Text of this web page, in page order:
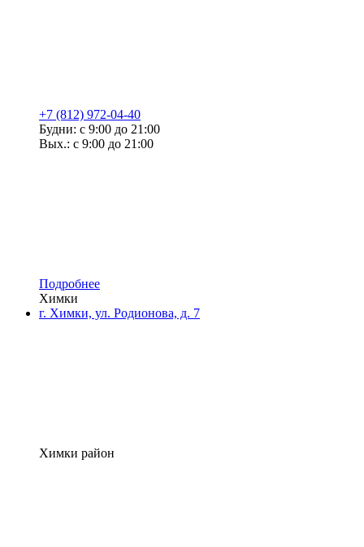
+7 (812) 972-04-40
Будни: с 9:00 до 21:00
Вых.: с 9:00 до 21:00
Подробнее
Химки
г. Химки, ул. Родионова, д. 7
Химки район